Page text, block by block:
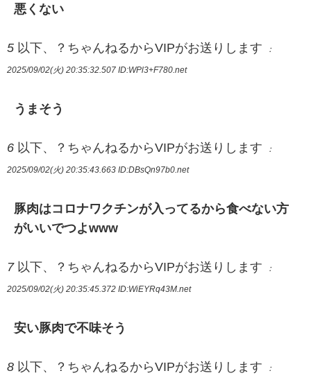
悪くない
5 以下、？ちゃんねるからVIPがお送りします ：
2025/09/02(火) 20:35:32.507 ID:WPl3+F780.net
うまそう
6 以下、？ちゃんねるからVIPがお送りします ：
2025/09/02(火) 20:35:43.663 ID:DBsQn97b0.net
豚肉はコロナワクチンが入ってるから食べない方
がいいでつよwww
7 以下、？ちゃんねるからVIPがお送りします ：
2025/09/02(火) 20:35:45.372 ID:WiEYRq43M.net
安い豚肉で不味そう
8 以下、？ちゃんねるからVIPがお送りします ：